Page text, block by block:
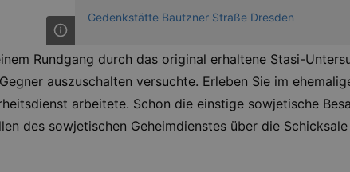
Gedenkstätte Bautzner Straße Dresden
Rundgang durch das original erhaltene Stasi-
auszuschalten versuchte. Erleben Sie im
arbeitete. Schon die einstige sowjetische
des sowjetischen Geheimdienstes über die